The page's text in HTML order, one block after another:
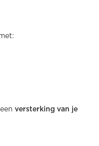
versterking van je